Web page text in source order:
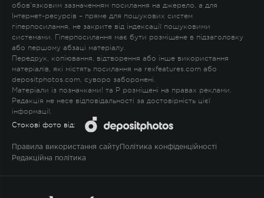
обов'язковим зазначенням посилання на джерело, а для
Інтернет-ресурсів – пряме для пошукових систем
гіперпосилання, не закрите від індексації пошуковими
системами. Гіперпосилання має бути розміщене в підзаголовку
або першому абзаці матеріалу.
Передрук, копіювання, відтворення або інше використання
матеріалів, які містять посилання на rexfeatures.com або
depositphotos.com, суворо заборонені.
Матеріали із позначками! та P розміщені на правах реклами.
Редакція не несе відповідальності за достовірність цієї
інформації.
Стокові фото від:
Правила використання сайту Політика конфіденційності
Редакційна політика